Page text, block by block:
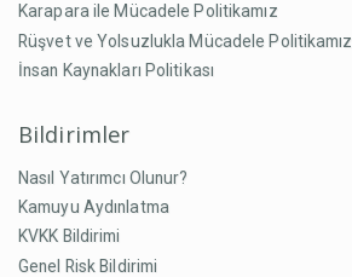
Karapara ile Mücadele Politikamız
Rüşvet ve Yolsuzlukla Mücadele Politikamız
İnsan Kaynakları Politikası
Bildirimler
Nasıl Yatırımcı Olunur?
Kamuyu Aydınlatma
KVKK Bildirimi
Genel Risk Bildirimi